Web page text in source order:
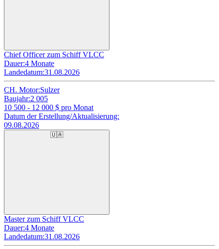
Chief Officer zum Schiff VLCC
Dauer:4 Monate
Landedatum:31.08.2026
CH. Motor:Sulzer
Baujahr:2 005
10 500 - 12 000 $ pro Monat
Datum der Erstellung/Aktualisierung:
09.08.2026
🇺🇦
Master zum Schiff VLCC
Dauer:4 Monate
Landedatum:31.08.2026